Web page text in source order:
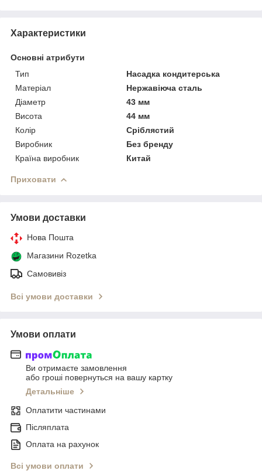
Характеристики
Основні атрибути
Тип
Насадка кондитерська
Матеріал
Нержавіюча сталь
Діаметр
43 мм
Висота
44 мм
Колір
Сріблястий
Виробник
Без бренду
Країна виробник
Китай
Приховати
Умови доставки
Нова Пошта
Магазини Rozetka
Самовивіз
Всі умови доставки
Умови оплати
Ви отримаєте замовлення
або гроші повернуться на вашу картку
Детальніше
Оплатити частинами
Післяплата
Оплата на рахунок
Всі умови оплати